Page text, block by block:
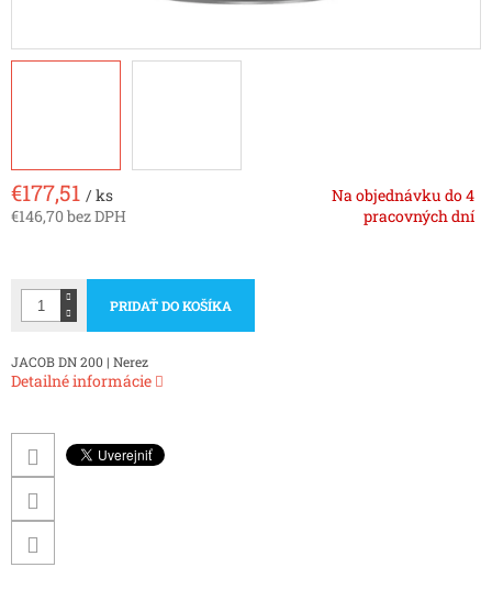
€177,51 / ks
€146,70 bez DPH
Na objednávku do 4
pracovných dní
PRIDAŤ DO KOŠÍKA
JACOB DN 200 | Nerez
Detailné informácie